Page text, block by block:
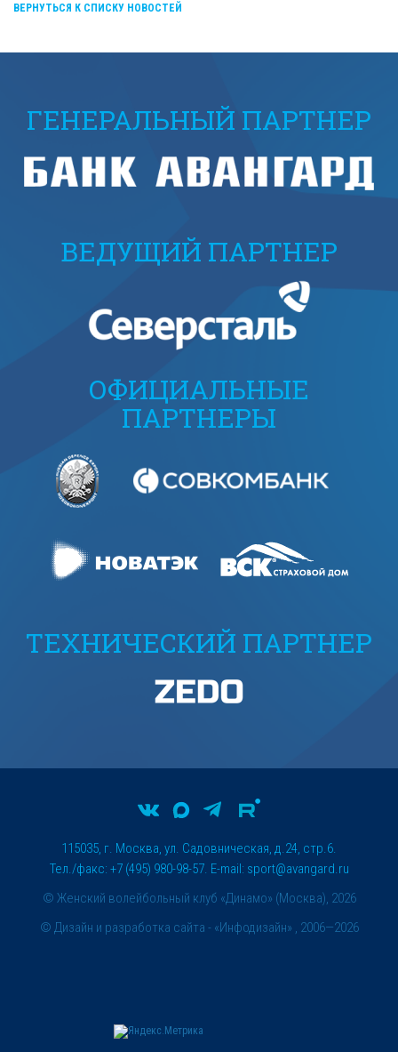
ВЕРНУТЬСЯ К СПИСКУ НОВОСТЕЙ
ГЕНЕРАЛЬНЫЙ ПАРТНЕР
ВЕДУЩИЙ ПАРТНЕР
ОФИЦИАЛЬНЫЕ
ПАРТНЕРЫ
ТЕХНИЧЕСКИЙ ПАРТНЕР
© Женский волейбольный клуб «Динамо» (Москва), 2026
115035, г. Москва, ул. Садовническая, д.24, стр.6.
Тел./факс: +7 (495) 980-98-57. E-mail: sport@avangard.ru
© Дизайн и разработка сайта - «Инфодизайн» , 2006—2026